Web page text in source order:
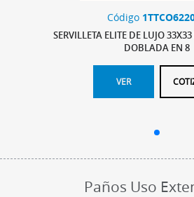
Código
SERVILLETA ELITE DE LUJO
DOBLADA EN 8
VER
Paños Uso